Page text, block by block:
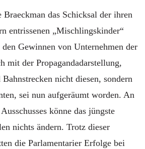
das Schicksal der ihren
entrissenen „Mischlingskinder“
Gewinnen von Unternehmen der
mit der Propagandadarstellung,
nicht diesen, sondern
sei nun aufgeräumt worden. An
könne das jüngste
nichts ändern. Trotz dieser
die Parlamentarier Erfolge bei